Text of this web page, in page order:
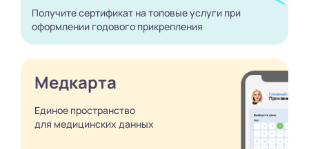
Получите сертификат на топовые услуги при
оформлении годового прикрепления
Медкарта
Единое пространство
для медицинских данных